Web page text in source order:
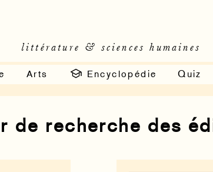
littérature & sciences humaines
Arts Encyclopédie Quiz
de recherche des